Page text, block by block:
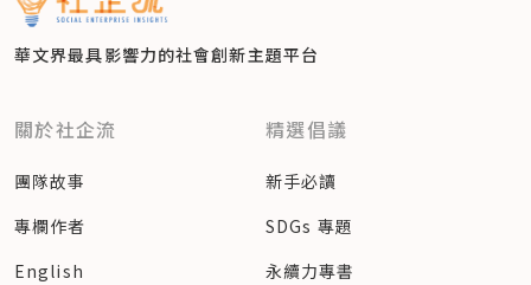
華文界最具影響力的社會創新主題平台
關於社企流
團隊故事
專欄作者
English
精選倡議
新手必讀
SDGs 專題
永續力專書